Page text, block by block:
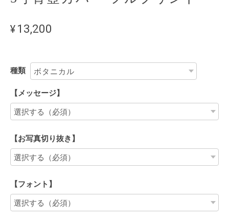
¥13,200
種類
【メッセージ】
【お写真切り抜き】
【フォント】